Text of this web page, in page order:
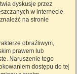
dyskusje przez
w internecie
na stronie
obraźliwym,
prawem lub
Naruszenie tego
dostępu do tej